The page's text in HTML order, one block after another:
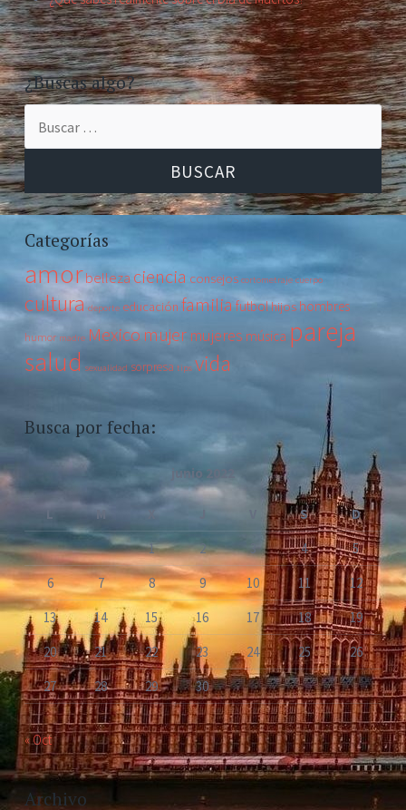
¿Buscas algo?
Categorías
amorbelleza ciencia consejos cortometraje cuerpo
cultura deporte educación familia futbolhijos hombres
humor madre Mexico mujer mujeres música pareja
salud sexualidad sorpresa tips vida
Busca por fecha:
junio 2022
L M S
D
1
2 3 4
5
6
7 8 9 10 11
12
13
14 15 16 17 18
19
20
21 22 23 24 25
26
27
28 29 30
« Oct
Archivo